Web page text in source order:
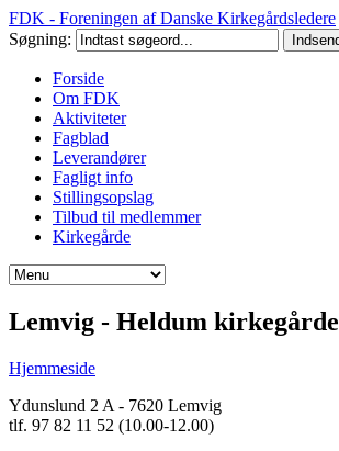
FDK - Foreningen af Danske Kirkegårdsledere
Søgning:
Forside
Om FDK
Aktiviteter
Fagblad
Leverandører
Fagligt info
Stillingsopslag
Tilbud til medlemmer
Kirkegårde
Lemvig - Heldum kirkegårde
Hjemmeside
Ydunslund 2 A - 7620 Lemvig
tlf. 97 82 11 52 (10.00-12.00)